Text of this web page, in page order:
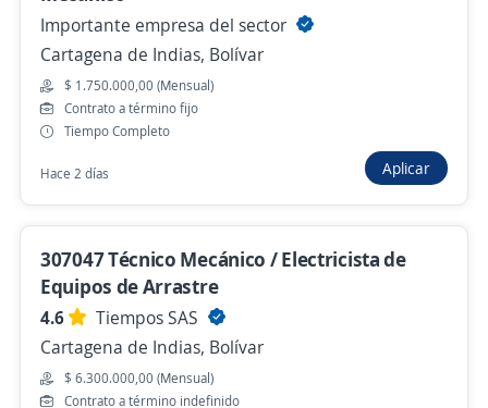
$ 2.500.000,00 (Mensual)
Hace 3 días
Se precisa Urgente
Técnico de taller / Motores fuera de borda /
Cartagena
Cartagena de Indias, Bolívar
$ 1.897.000,00 (Mensual)
Hace 4 días
307047 Técnico Mecánico / Electricista de
Importante empresa del sector
Cartagena de Indias, Bolívar
$ 1.750.000,00 (Mensual)
Contrato a término fijo
Tiempo Completo
Hace 2 días Aplicar
307047 Técnico Mecánico / Electricista de
Equipos de Arrastre
4.6
Tiempos SAS
Cartagena de Indias, Bolívar
$ 6.300.000,00 (Mensual)
Contrato a término indefinido